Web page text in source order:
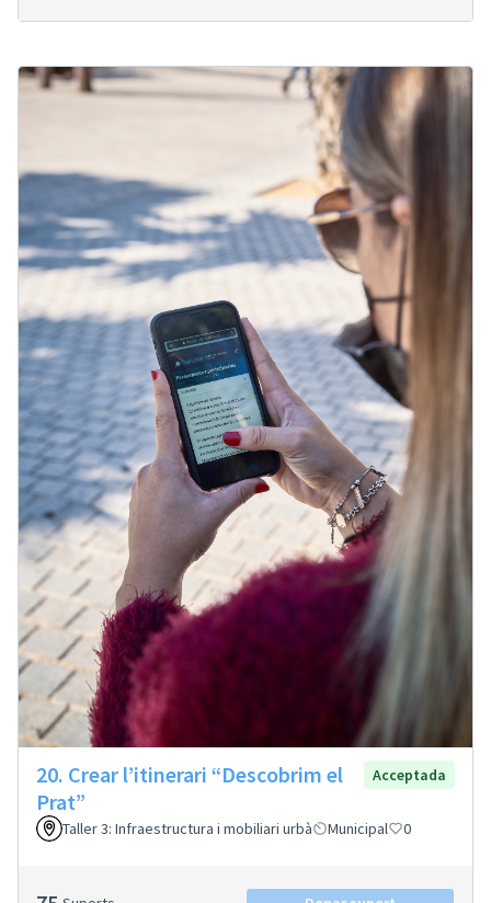
20. Crear l’itinerari “Descobrim el
Prat”
Acceptada
Taller 3: Infraestructura i mobiliari urbà Municipal 0